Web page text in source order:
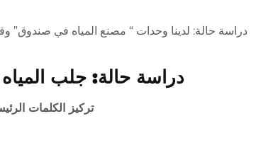
دراسة حالة: جلب المياه المتوافقة مع
تركيز الكلمات